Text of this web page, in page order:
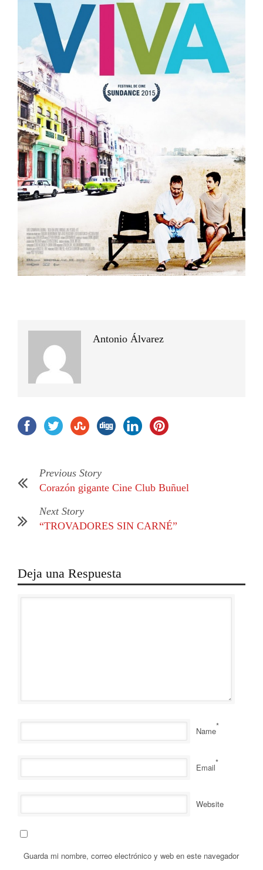
Antonio Álvarez
Previous Story
Corazón gigante Cine Club Buñuel
Next Story
“TROVADORES SIN CARNÉ”
Deja una Respuesta
Name*
Email*
Website
Guarda mi nombre, correo electrónico y web en este navegador